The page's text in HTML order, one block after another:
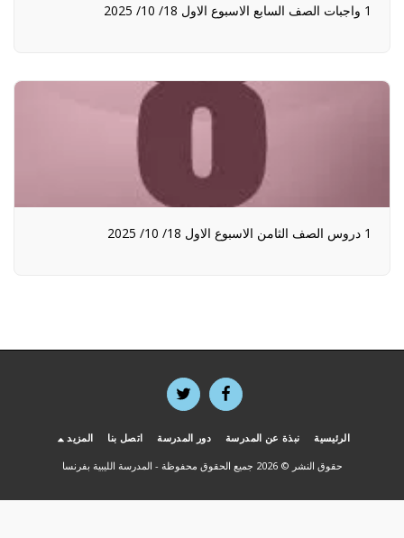
1 واجبات الصف السابع الاسبوع الاول 18/ 10/ 2025
1 دروس الصف الثامن الاسبوع الاول 18/ 10/ 2025
الرئيسية نبذة عن المدرسة دور المدرسة اتصل بنا المزيد
حقوق النشر © 2026 جميع الحقوق محفوظة - المدرسة الليبية بفرنسا